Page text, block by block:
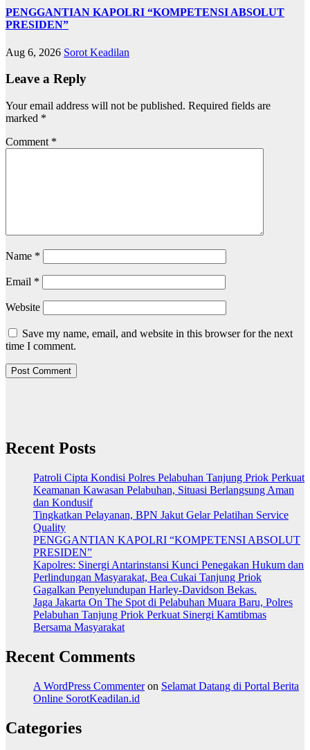
PENGGANTIAN KAPOLRI “KOMPETENSI ABSOLUT
PRESIDEN”
Aug 6, 2026 Sorot Keadilan
Leave a Reply
Your email address will not be published. Required fields are
marked *
Comment *
Name *
Email *
Website
Save my name, email, and website in this browser for the next
time I comment.
Recent Posts
Patroli Cipta Kondisi Polres Pelabuhan Tanjung Priok Perkuat
Keamanan Kawasan Pelabuhan, Situasi Berlangsung Aman
dan Kondusif
Tingkatkan Pelayanan, BPN Jakut Gelar Pelatihan Service
Quality
PENGGANTIAN KAPOLRI “KOMPETENSI ABSOLUT
PRESIDEN”
Kapolres: Sinergi Antarinstansi Kunci Penegakan Hukum dan
Perlindungan Masyarakat, Bea Cukai Tanjung Priok
Gagalkan Penyelundupan Harley-Davidson Bekas.
Jaga Jakarta On The Spot di Pelabuhan Muara Baru, Polres
Pelabuhan Tanjung Priok Perkuat Sinergi Kamtibmas
Bersama Masyarakat
Recent Comments
A WordPress Commenteron Selamat Datang di Portal Berita
Online SorotKeadilan.id
Categories